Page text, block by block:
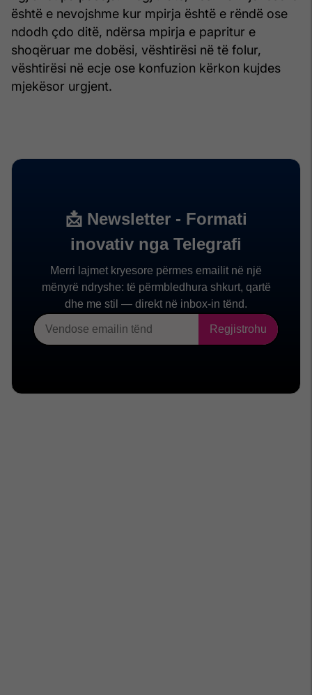
është e nevojshme kur mpirja është e rëndë ose
ndodh çdo ditë, ndërsa mpirja e papritur e
shoqëruar me dobësi, vështirësi në të folur,
vështirësi në ecje ose konfuzion kërkon kujdes
mjekësor urgjent.